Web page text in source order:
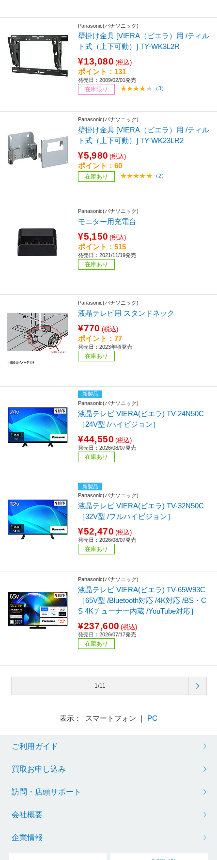
Panasonic(パナソニック)
壁掛け金具 [VIERA（ビエラ）用 /ティル
ト式（上下可動）] TY-WK3L2R
¥13,080 (税込)
ポイント：131
発売日：2009/02/01発売
在庫限り （3）
Panasonic(パナソニック)
壁掛け金具 [VIERA（ビエラ）用 /ティル
ト式（上下可動）] TY-WK23LR2
¥5,980 (税込)
ポイント：60
在庫あり （2）
Panasonic(パナソニック)
モニター用充電台
¥5,150 (税込)
ポイント：515
発売日：2021/11/19発売
在庫あり
Panasonic(パナソニック)
液晶テレビ用 スタンドネック
¥770 (税込)
ポイント：77
発売日：2023年頃発売
在庫あり
新製品
Panasonic(パナソニック)
液晶テレビ VIERA(ビエラ) TV-24N50C
［24V型 /ハイビジョン］
¥44,550 (税込)
発売日：2026/08/07発売
在庫あり
新製品
Panasonic(パナソニック)
液晶テレビ VIERA(ビエラ) TV-32N50C
［32V型 /フルハイビジョン］
¥52,470 (税込)
発売日：2026/08/07発売
在庫あり
Panasonic(パナソニック)
液晶テレビ VIERA(ビエラ) TV-65W93C
［65V型 /Bluetooth対応 /4K対応 /BS・C
S 4Kチューナー内蔵 /YouTube対応］
¥237,600 (税込)
発売日：2026/07/17発売
在庫あり
1/11
表示： スマートフォン ｜ PC
ご利用ガイド
買取お申し込み
訪問・店頭サポート
会社概要
企業情報